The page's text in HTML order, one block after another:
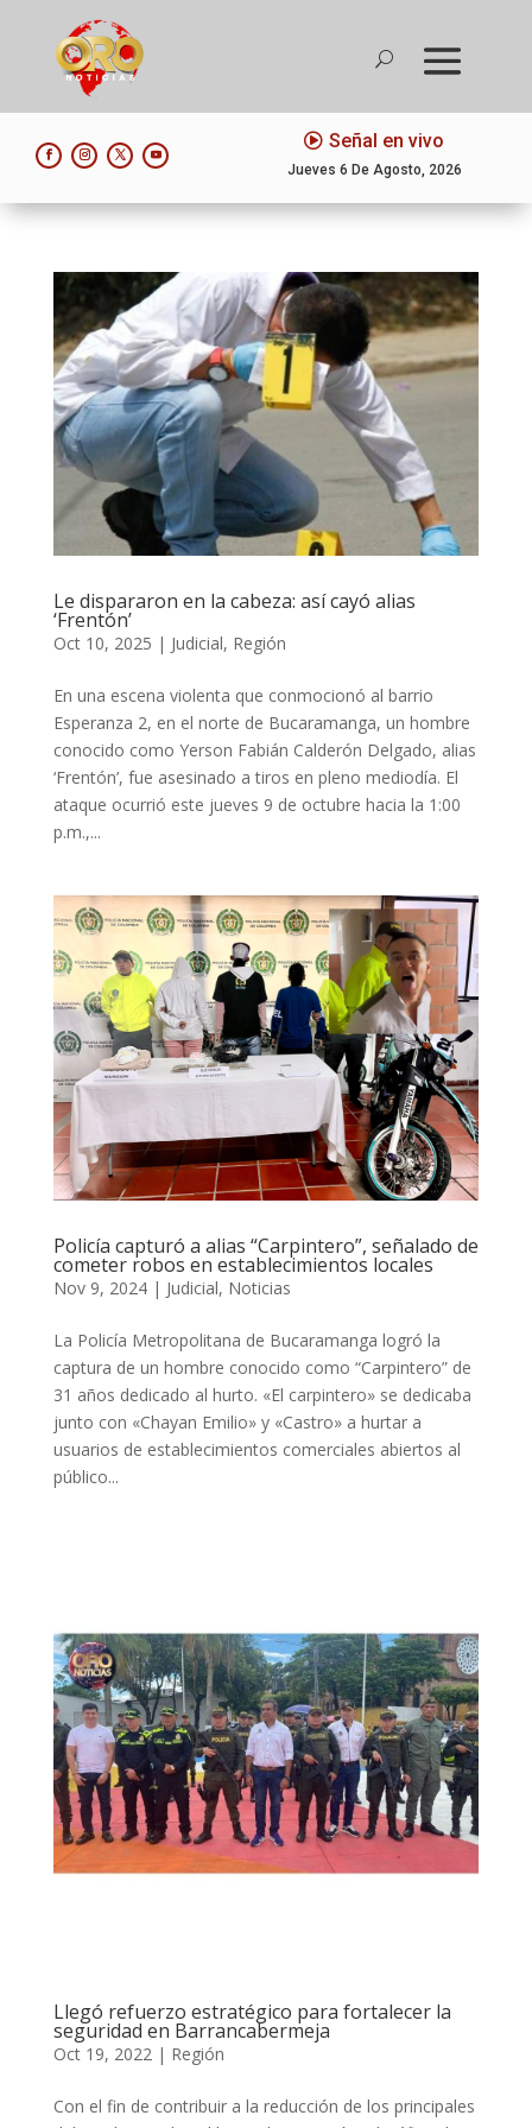
Señal en vivo
Jueves 6 De Agosto, 2026
Le dispararon en la cabeza: así cayó alias
‘Frentón’
Oct 10, 2025 | Judicial, Región
En una escena violenta que conmocionó al barrio
Esperanza 2, en el norte de Bucaramanga, un hombre
conocido como Yerson Fabián Calderón Delgado, alias
‘Frentón’, fue asesinado a tiros en pleno mediodía. El
ataque ocurrió este jueves 9 de octubre hacia la 1:00
p.m.,...
Policía capturó a alias “Carpintero”, señalado de
cometer robos en establecimientos locales
Nov 9, 2024| Judicial, Noticias
La Policía Metropolitana de Bucaramanga logró la
captura de un hombre conocido como “Carpintero” de
31 años dedicado al hurto. «El carpintero» se dedicaba
junto con «Chayan Emilio» y «Castro» a hurtar a
usuarios de establecimientos comerciales abiertos al
público...
Llegó refuerzo estratégico para fortalecer la
seguridad en Barrancabermeja
Oct 19, 2022 | Región
Con el fin de contribuir a la reducción de los principales